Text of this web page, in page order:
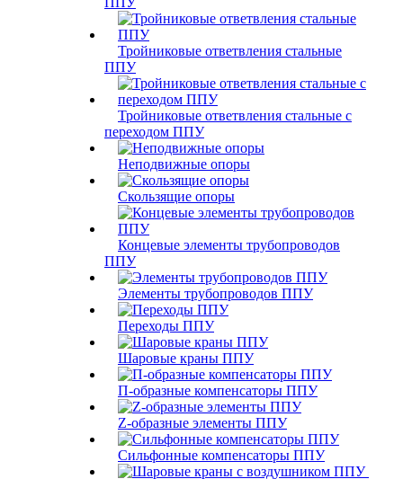
Тройниковые ответвления стальные
ППУ
Тройниковые ответвления стальные с
переходом ППУ
Неподвижные опоры
Скользящие опоры
Концевые элементы трубопроводов
ППУ
Элементы трубопроводов ППУ
Переходы ППУ
Шаровые краны ППУ
П-образные компенсаторы ППУ
Z-образные элементы ППУ
Сильфонные компенсаторы ППУ